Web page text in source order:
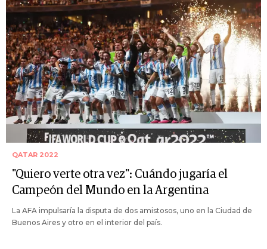
QATAR 2022
"Quiero verte otra vez": Cuándo jugaría el
Campeón del Mundo en la Argentina
La AFA impulsaría la disputa de dos amistosos, uno en la Ciudad de
Buenos Aires y otro en el interior del país.